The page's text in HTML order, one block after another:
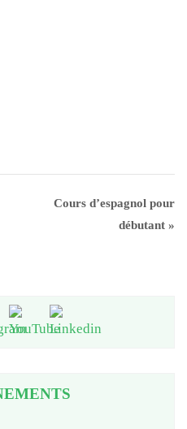
Cours d’espagnol pour
débutant »